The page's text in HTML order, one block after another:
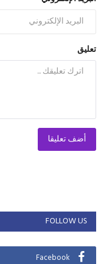
تعليق
أضف تعليقا
FOLLOW US
Facebook